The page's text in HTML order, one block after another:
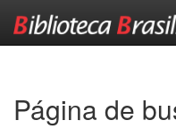
Página de